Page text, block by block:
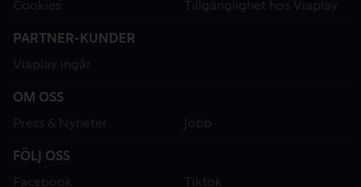
Cookies
Tillgänglighet hos Viaplay
PARTNER-KUNDER
Viaplay ingår
OM OSS
Press & Nyheter
Jobb
FÖLJ OSS
Facebook
Tiktok